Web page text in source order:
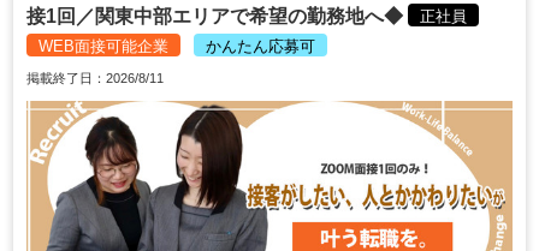
接1回／関東中部エリアで希望の勤務地へ◆
正社員
WEB面接可能企業
かんたん応募可
掲載終了日：2026/8/11